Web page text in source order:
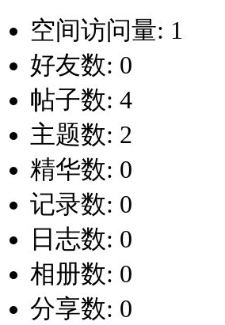
空间访问量: 1
好友数: 0
帖子数: 4
主题数: 2
精华数: 0
记录数: 0
日志数: 0
相册数: 0
分享数: 0